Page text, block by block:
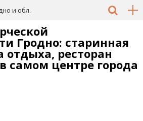
и обл.
Гродно: старинная
отдыха, ресторан
самом центре города